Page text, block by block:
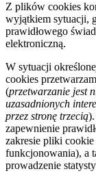
Z plików cookies
wyjątkiem sytuacji,
prawidłowego
elektroniczną.
W sytuacji
cookies
(przetwarzanie jest
uzasadnionych
przez stronę trzecią
zapewnienie
zakresie pliki cookie
funkcjonowania), a
prowadzenie